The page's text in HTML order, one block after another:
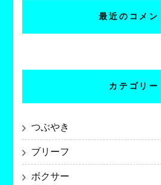
最近のコメン
カテゴリー
つぶやき
ブリーフ
ボクサー